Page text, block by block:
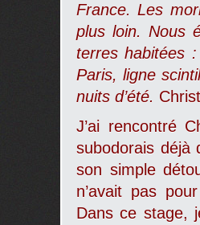
France. Les
plus loin. Nous
terres habitées
Paris, ligne
nuits d’été.
J’ai rencontré
subodorais déjà
son simple
n’avait pas
Dans ce stage,